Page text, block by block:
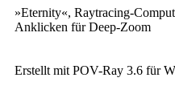
»Eter­ni­ty«, Raytracing-
Ankli­cken für Deep-Zoom
Erstellt mit POV-Ray 3.6 für